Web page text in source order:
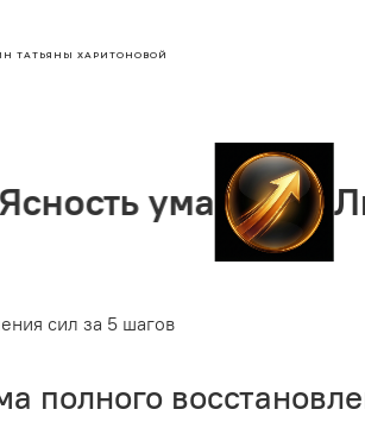
ТАТЬЯНЫ ХАРИТОНОВОЙ
ума
сил за 5 шагов
полного